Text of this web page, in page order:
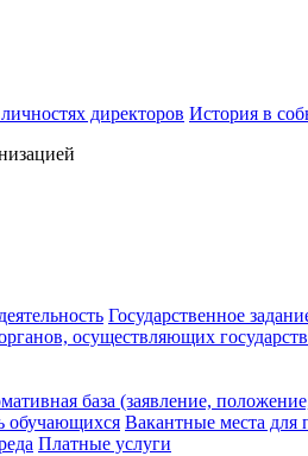
директоров История в
Государственное
осуществляющих
база (заявление,
обучающихся Вакантные места
Платные услуги